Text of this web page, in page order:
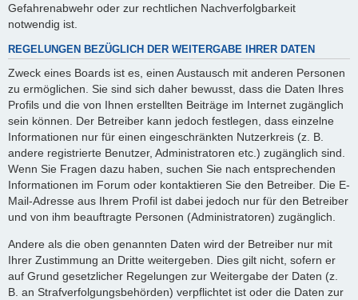
Gefahrenabwehr oder zur rechtlichen Nachverfolgbarkeit
notwendig ist.
REGELUNGEN BEZÜGLICH DER WEITERGABE IHRER DATEN
Zweck eines Boards ist es, einen Austausch mit anderen Personen
zu ermöglichen. Sie sind sich daher bewusst, dass die Daten Ihres
Profils und die von Ihnen erstellten Beiträge im Internet zugänglich
sein können. Der Betreiber kann jedoch festlegen, dass einzelne
Informationen nur für einen eingeschränkten Nutzerkreis (z. B.
andere registrierte Benutzer, Administratoren etc.) zugänglich sind.
Wenn Sie Fragen dazu haben, suchen Sie nach entsprechenden
Informationen im Forum oder kontaktieren Sie den Betreiber. Die E-
Mail-Adresse aus Ihrem Profil ist dabei jedoch nur für den Betreiber
und von ihm beauftragte Personen (Administratoren) zugänglich.
Andere als die oben genannten Daten wird der Betreiber nur mit
Ihrer Zustimmung an Dritte weitergeben. Dies gilt nicht, sofern er
auf Grund gesetzlicher Regelungen zur Weitergabe der Daten (z.
B. an Strafverfolgungsbehörden) verpflichtet ist oder die Daten zur